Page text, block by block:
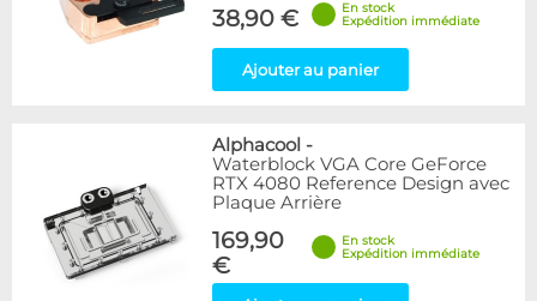
38,90 €
En stock
Expédition immédiate
Ajouter au panier
Alphacool -
Waterblock VGA Core GeForce
RTX 4080 Reference Design avec
Plaque Arrière
169,90
€
En stock
Expédition immédiate